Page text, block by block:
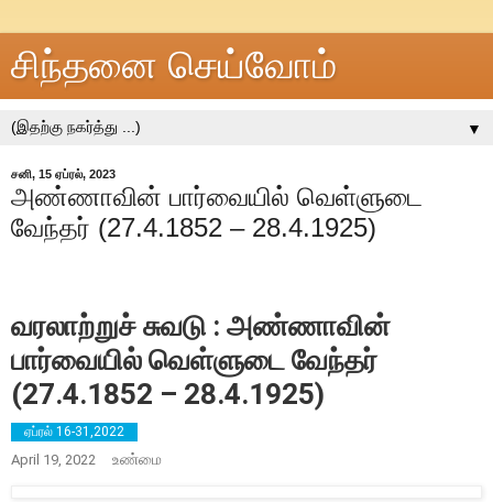
சிந்தனை செய்வோம்
▼
சனி, 15 ஏப்ரல், 2023
அண்ணாவின் பார்வையில் வெள்ளுடை
வேந்தர் (27.4.1852 – 28.4.1925)
வரலாற்றுச் சுவடு : அண்ணாவின்
பார்வையில் வெள்ளுடை வேந்தர்
(27.4.1852 – 28.4.1925)
ஏப்ரல் 16-31,2022
April 19, 2022 உண்மை